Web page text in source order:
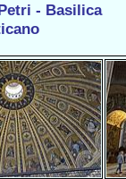
- Basilica